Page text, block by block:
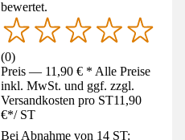
bewertet.
(0)
Preis — 11,90 € * Alle Preise
inkl. MwSt. und ggf. zzgl.
Versandkosten pro ST11,90
€*/ ST
Bei Abnahme von 14 ST: